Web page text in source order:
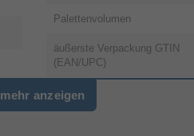
Palettenvolumen
äußerste Verpackung GTIN
(EAN/UPC)
Datum der Produktankündigung
mehr anzeigen